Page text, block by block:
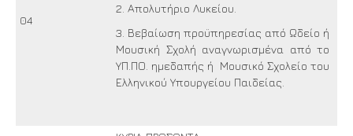
04
2. Απολυτήριο Λυκείου.
3. Βεβαίωση προϋπηρεσίας από Ωδείο ή
Μουσική Σχολή αναγνωρισμένα από το
ΥΠ.ΠΟ. ημεδαπής ή Μουσικό Σχολείο του
Ελληνικού Υπουργείου Παιδείας.